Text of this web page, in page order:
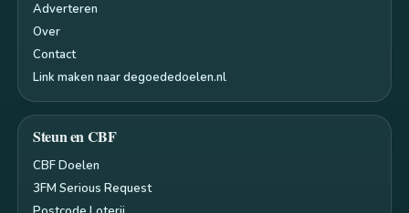
Adverteren
Over
Contact
Link maken naar degoededoelen.nl
Steun en CBF
CBF Doelen
3FM Serious Request